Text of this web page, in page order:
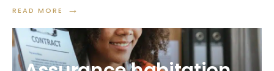
READ MORE →